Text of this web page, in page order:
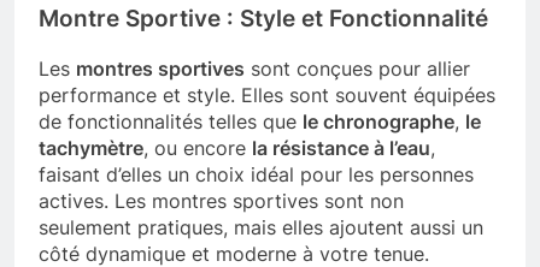
Montre Sportive : Style et Fonctionnalité
Les montres sportives sont conçues pour allier
performance et style. Elles sont souvent équipées
de fonctionnalités telles que le chronographe, le
tachymètre, ou encore la résistance à l’eau,
faisant d’elles un choix idéal pour les personnes
actives. Les montres sportives sont non
seulement pratiques, mais elles ajoutent aussi un
côté dynamique et moderne à votre tenue.